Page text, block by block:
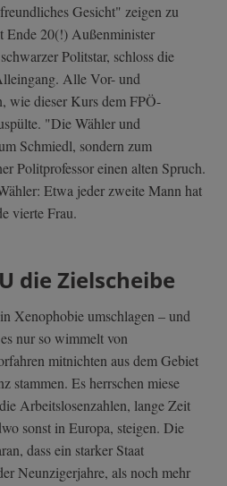
Gesicht" zeigen zu
Ende 20(!) Außenminister
Politstar, schloss die
Alle Vor- und
wie dieser Kurs dem FPÖ-
"Die Wähler und
Schmiedl, sondern zum
Politprofessor einen alten Spruch.
Etwa jeder zweite Mann hat
vierte Frau.
die Zielscheibe
Xenophobie umschlagen – und
nur so wimmelt von
mitnichten aus dem Gebiet
stammen. Es herrschen miese
Arbeitslosenzahlen, lange Zeit
sonst in Europa, steigen. Die
dass ein starker Staat
Neunzigerjahre, als noch mehr